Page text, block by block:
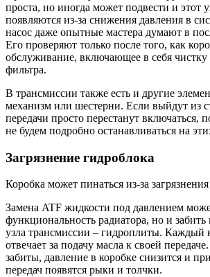
проста, но иногда может подвести и этот
появляются из-за снижения давления в
насос даже опытные мастера думают в
Его проверяют только после того, как
обслуживание, включающее в себя чистку
фильтра.
В трансмиссии также есть и другие
механизм или шестерни. Если выйдут из
передачи просто перестанут включаться,
не будем подробно останавливаться на
Загрязнение гидроблока
Коробка может пинаться из-за
Замена ATF жидкости под давлением
функциональность радиатора, но и
узла трансмиссии – гидроплиты. Каждый
отвечает за подачу масла к своей
забиты, давление в коробке снизится и
передач появятся рыки и толчки.